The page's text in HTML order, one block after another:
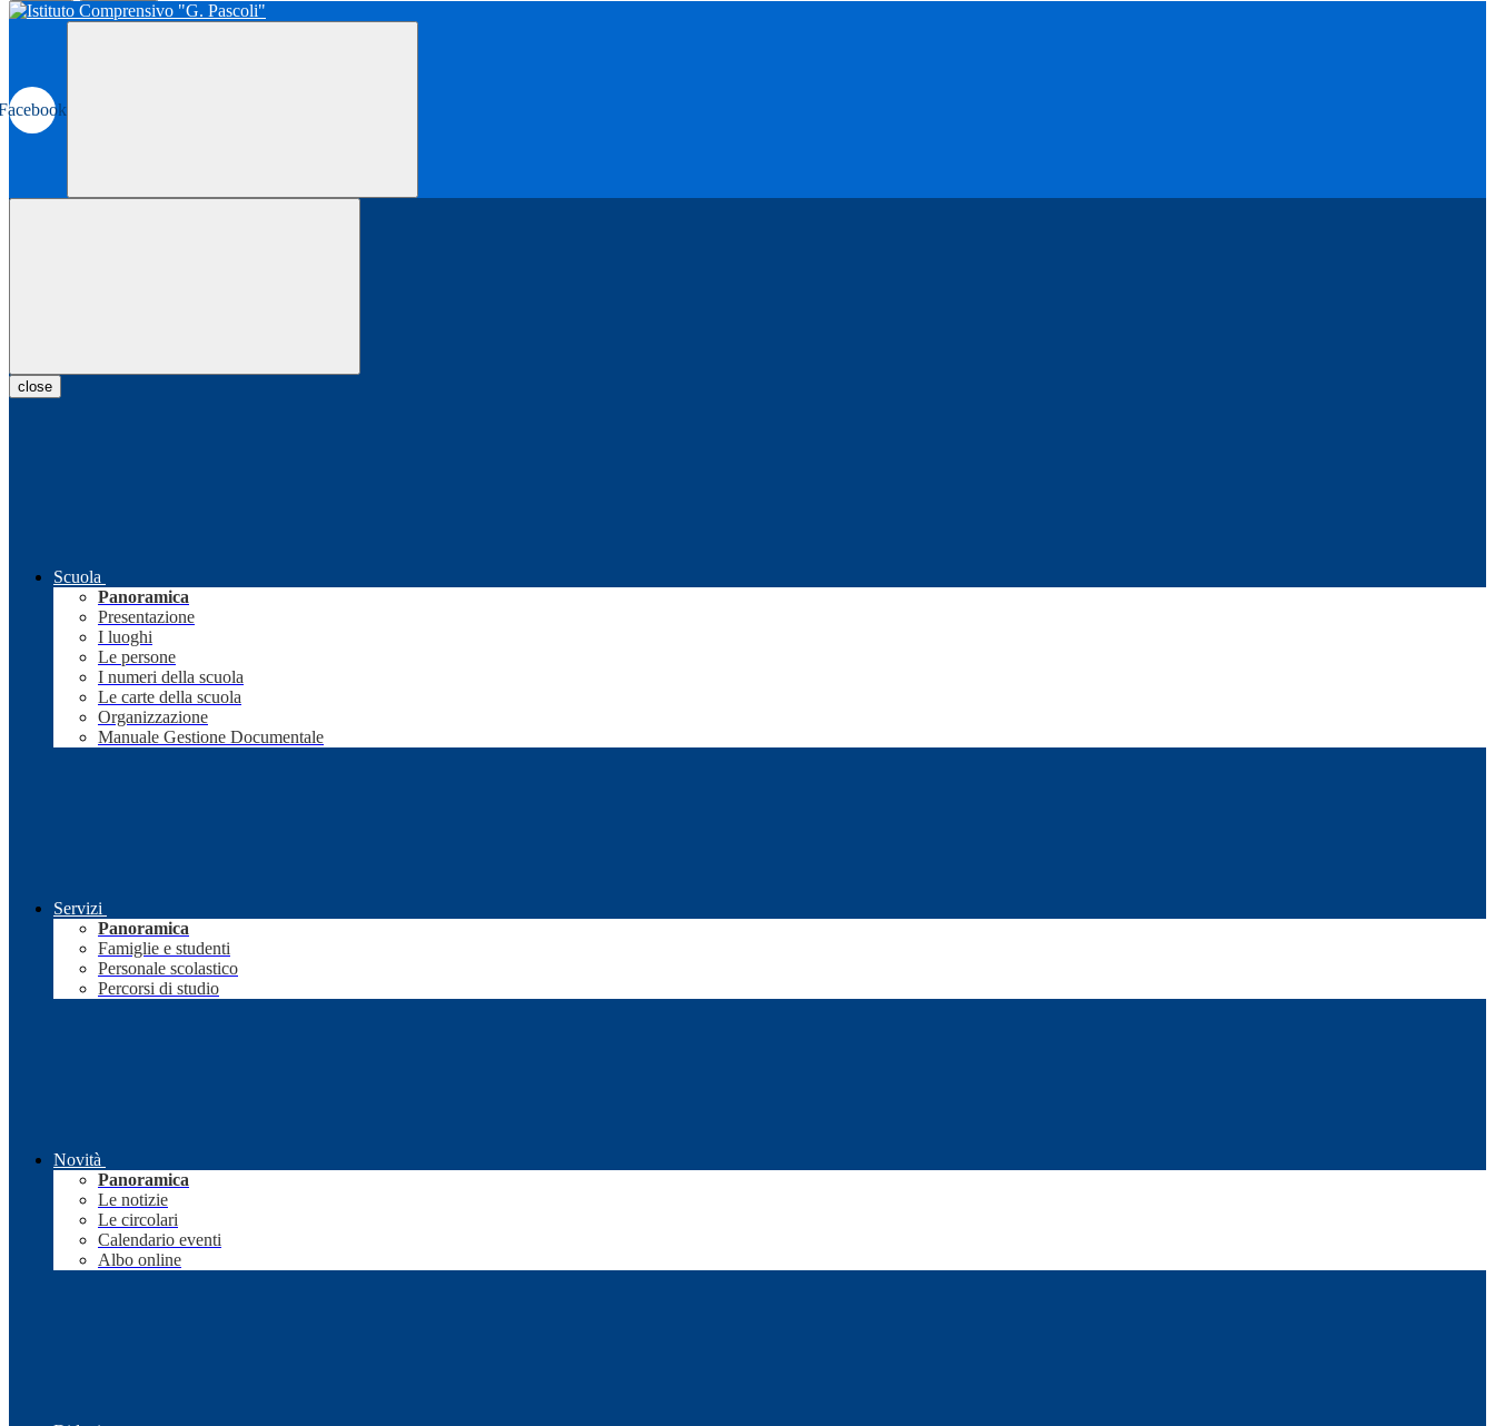
close
Scuola
Panoramica
Presentazione
I luoghi
Le persone
I numeri della scuola
Le carte della scuola
Organizzazione
Manuale Gestione Documentale
Servizi
Panoramica
Famiglie e studenti
Personale scolastico
Percorsi di studio
Novità
Panoramica
Le notizie
Le circolari
Calendario eventi
Albo online